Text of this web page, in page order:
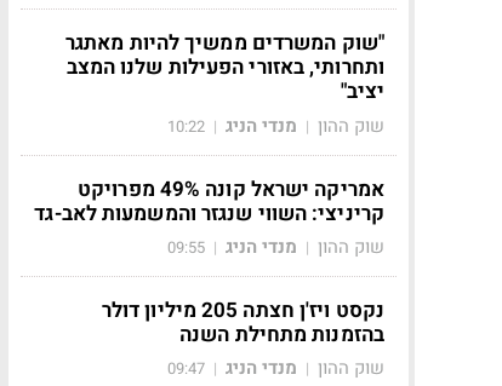
"שוק המשרדים ממשיך להיות מאתגר
ותחרותי, באזורי הפעילות שלנו המצב
יציב"
שוק ההון | מנדי הניג |
10:22
אמריקה ישראל קונה 49% מפרויקט
קריניצי: השווי שנגזר והמשמעות לאב-גד
שוק ההון | מנדי הניג |
09:55
נקסט ויז'ן חצתה 205 מיליון דולר
בהזמנות מתחילת השנה
שוק ההון | מנדי הניג |
09:47